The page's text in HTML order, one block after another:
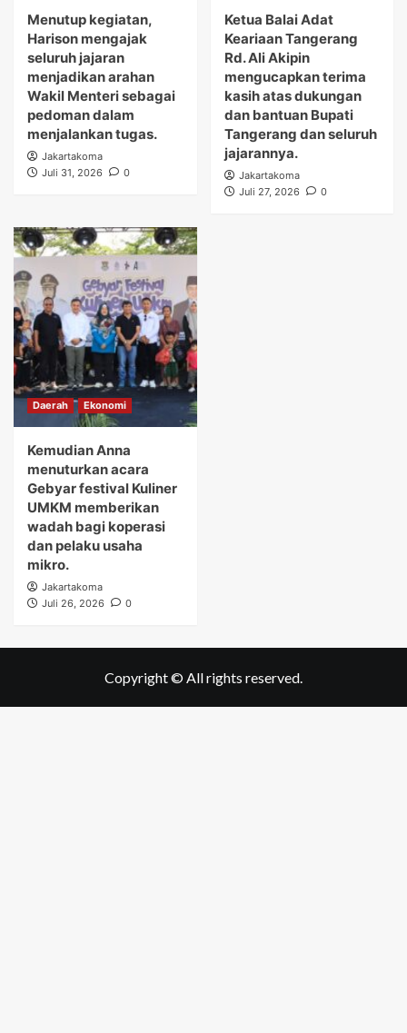
Menutup kegiatan,
Harison mengajak
seluruh jajaran
menjadikan arahan
Wakil Menteri sebagai
pedoman dalam
menjalankan tugas.
Jakartakoma
Juli 31, 2026
0
Ketua Balai Adat
Keariaan Tangerang
Rd. Ali Akipin
mengucapkan terima
kasih atas dukungan
dan bantuan Bupati
Tangerang dan seluruh
jajarannya.
Jakartakoma
Juli 27, 2026
0
Daerah Ekonomi
Kemudian Anna
menuturkan acara
Gebyar festival Kuliner
UMKM memberikan
wadah bagi koperasi
dan pelaku usaha
mikro.
Jakartakoma
Juli 26, 2026
0
Copyright © All rights reserved.